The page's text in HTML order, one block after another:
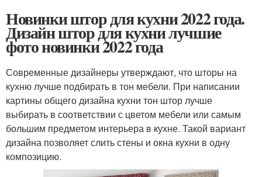
Новинки штор для кухни 2022 года.
Дизайн штор для кухни лучшие
фото новинки 2022 года
Современные дизайнеры утверждают, что шторы на
кухню лучше подбирать в тон мебели. При написании
картины общего дизайна кухни тон штор лучше
выбирать в соответствии с цветом мебели или самым
большим предметом интерьера в кухне. Такой вариант
дизайна позволяет слить стены и окна кухни в одну
композицию.